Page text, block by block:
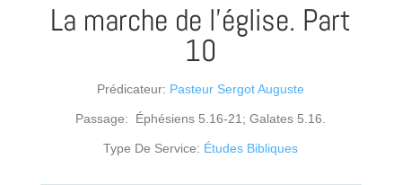
La marche de l’église. Part
10
Prédicateur: Pasteur Sergot Auguste
Passage: Éphésiens 5.16-21; Galates 5.16.
Type De Service: Études Bibliques